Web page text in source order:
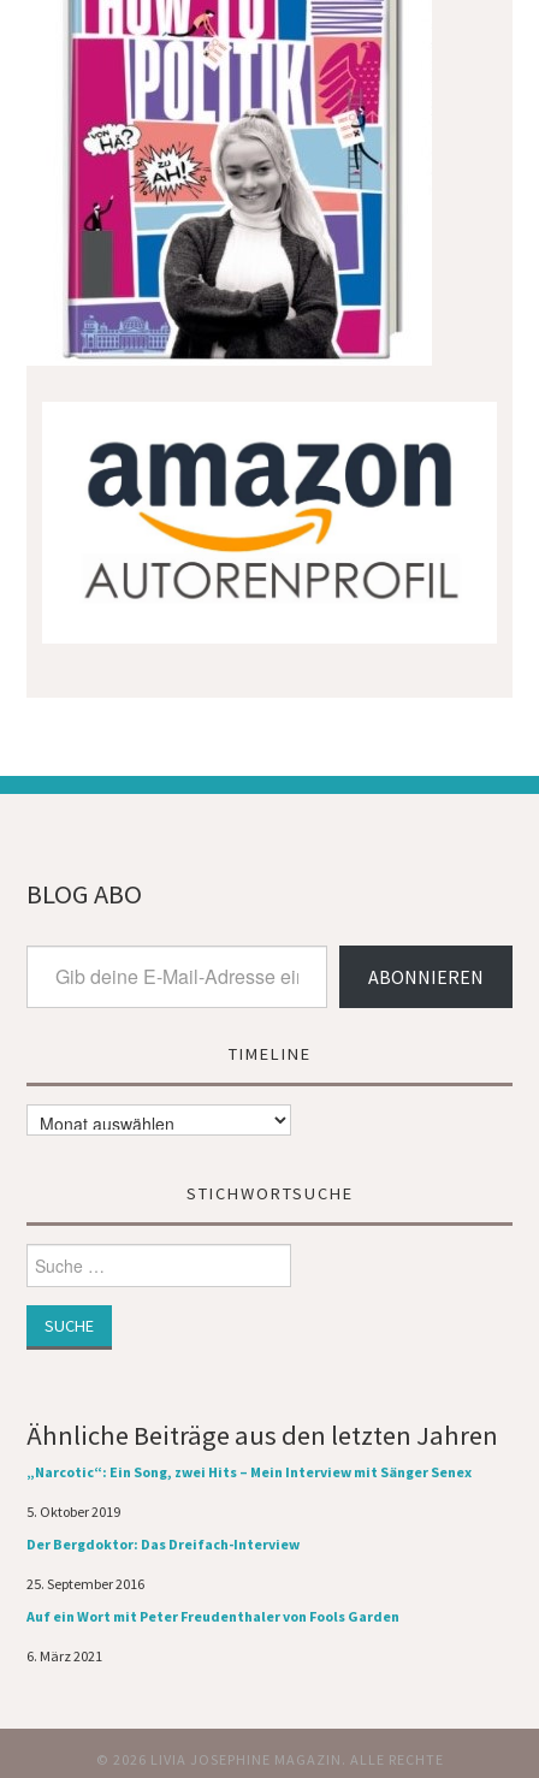
BLOG ABO
deine
E-
ABONNIEREN
TIMELINE
Timeline
STICHWORTSUCHE
Suche
nach:
Ähnliche Beiträge aus den letzten Jahren
„Narcotic“: Ein Song, zwei Hits – Mein Interview mit Sänger Senex
Datum
5. Oktober 2019
Der Bergdoktor: Das Dreifach-Interview
Datum
25. September 2016
Auf ein Wort mit Peter Freudenthaler von Fools Garden
Datum
6. März 2021
© 2026 LIVIA JOSEPHINE MAGAZIN. ALLE RECHTE